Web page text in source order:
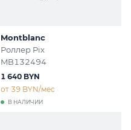
Montblanc
Роллер Pix
MB132494
В НАЛИЧИИ
1 640 BYN
от 39 BYN/мес